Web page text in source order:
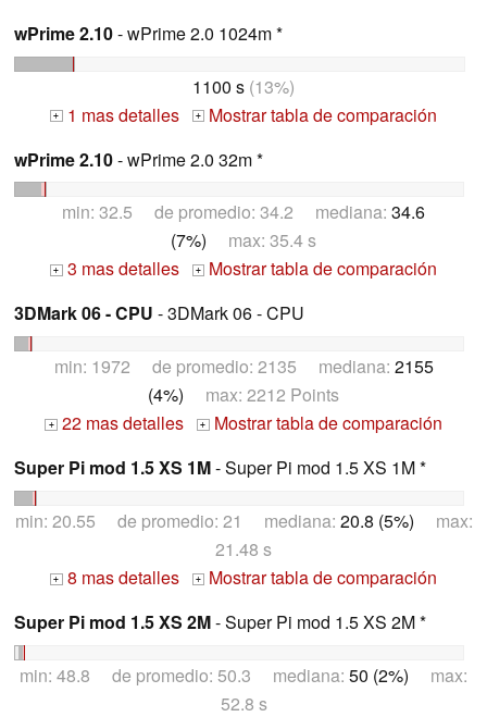
wPrime 2.10- wPrime 2.0 1024m *
1100 s (13%)
+ 1 mas detalles +
Mostrar tabla de comparación
wPrime 2.10- wPrime 2.0 32m *
min: 32.5 de promedio: 34.2 mediana: 34.6
(7%) max: 35.4 s
+ 3 mas detalles +
Mostrar tabla de comparación
3DMark 06 - CPU - 3DMark 06 - CPU
min: 1972 de promedio: 2135 mediana: 2155
(4%) max: 2212 Points
+ 22 mas detalles + Mostrar tabla de comparación
Super Pi mod 1.5 XS 1M- Super Pi mod 1.5 XS 1M *
min: 20.55 de promedio: 21 mediana: 20.8 (5%) max:
21.48 s
+ 8 mas detalles +
Mostrar tabla de comparación
Super Pi mod 1.5 XS 2M- Super Pi mod 1.5 XS 2M *
min: 48.8 de promedio: 50.3 mediana: 50 (2%) max:
52.8 s